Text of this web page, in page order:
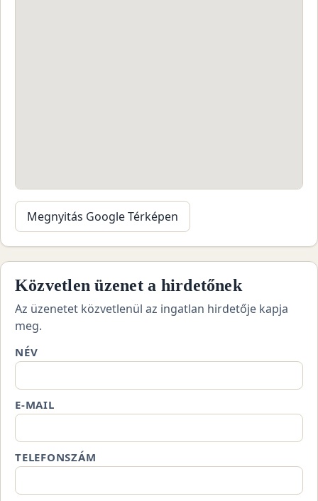
Megnyitás Google Térképen
Közvetlen üzenet a hirdetőnek
Az üzenetet közvetlenül az ingatlan hirdetője kapja
meg.
NÉV
E-MAIL
TELEFONSZÁM